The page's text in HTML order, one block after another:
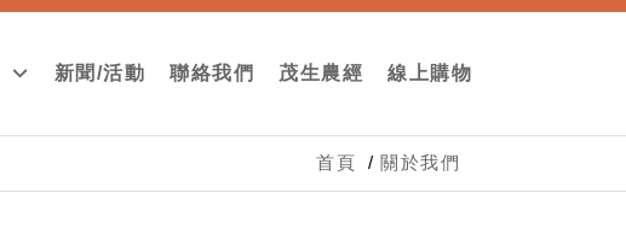
新聞/活動 聯絡我們 茂生農經 線上購物
首頁 關於我們